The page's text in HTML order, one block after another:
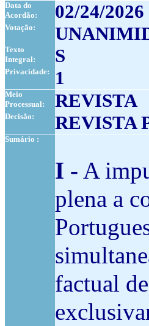
Data do
Acordão:
02/24/2026
Votação:
Texto
Integral:
S
Privacidade: 1
Meio
Processual:
REVISTA
Decisão: REVISTA
Sumário :
I - A
plena a
factual